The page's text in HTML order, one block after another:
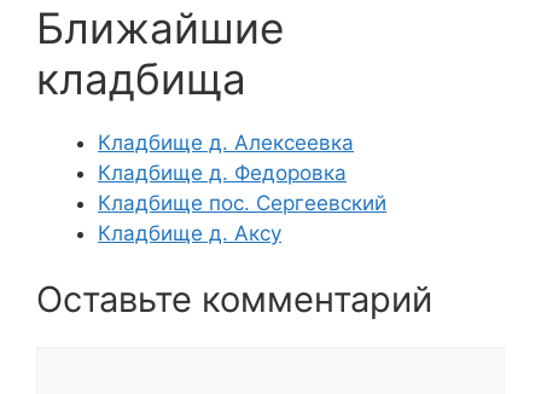
Ближайшие
кладбища
Кладбище д. Алексеевка
Кладбище д. Федоровка
Кладбище пос. Сергеевский
Кладбище д. Аксу
Оставьте комментарий